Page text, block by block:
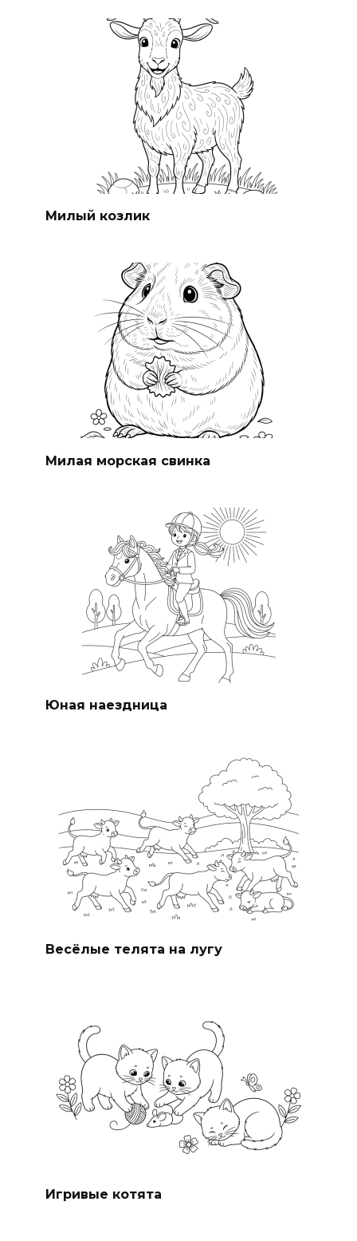
Милый козлик
Милая морская свинка
Юная наездница
Весёлые телята на лугу
Игривые котята